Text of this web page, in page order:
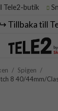
Tele2-butik
↪️ Tillbaka till
/ Spigen /
8 40/44mm/